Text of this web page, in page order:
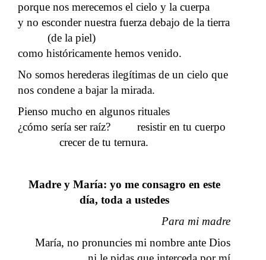
porque nos merecemos el cielo y la cuerpa
y no esconder nuestra fuerza debajo de la tierra
(de la piel)
como históricamente hemos venido.
No somos herederas ilegítimas de un cielo que
nos condene a bajar la mirada.
Pienso mucho en algunos rituales
¿cómo sería ser raíz? resistir en tu cuerpo
crecer de tu ternura.
Madre y María: yo me consagro en este
día, toda a ustedes
Para mi madre
María, no pronuncies mi nombre ante Dios